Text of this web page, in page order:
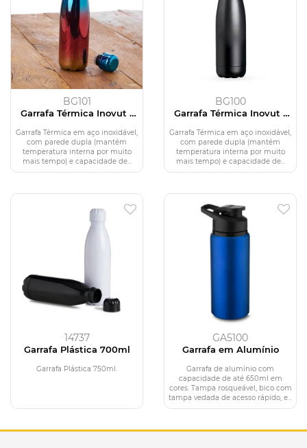
BG101
Garrafa Térmica Inovut -
Garrafa Térmica em aço inoxidável,
com parede dupla (mantém
temperatura interna por muito
mais tempo) e capacidade de...
BG100
Garrafa Térmica Inovut -
Garrafa Térmica em aço inoxidável,
com parede dupla (mantém
temperatura interna por muito
mais tempo) e capacidade de...
14737
Garrafa Plástica 700ml
Garrafa Plástica 750ml.
GA5100
Garrafa em Alumínio
Garrafa de alumínio com
capacidade de até 650ml em
cores. Tampa rosqueável, bico com
tampa vedada de acesso rápido, e...